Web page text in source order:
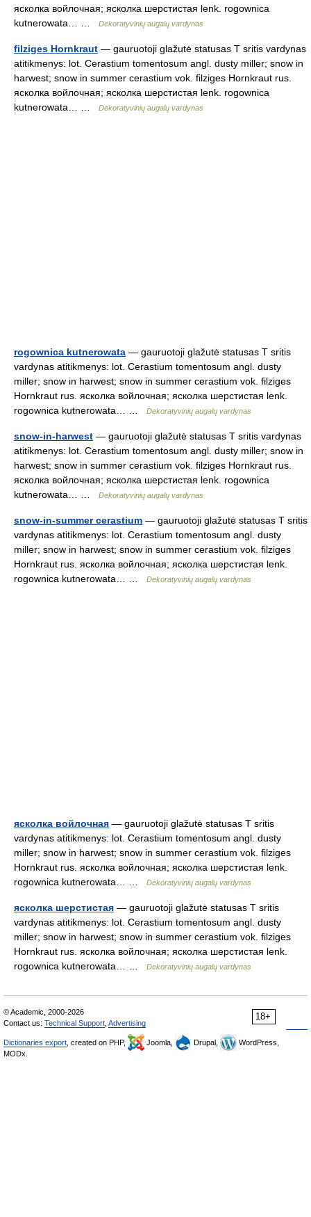
ясколка войлочная; ясколка шерстистая lenk. rogownica
kutnerowata… …
Dekoratyvinių augalų vardynas
filziges Hornkraut — gauruotoji glažutė statusas T sritis vardynas
atitikmenys: lot. Cerastium tomentosum angl. dusty miller; snow in
harwest; snow in summer cerastium vok. filziges Hornkraut rus.
ясколка войлочная; ясколка шерстистая lenk. rogownica
kutnerowata… …
Dekoratyvinių augalų vardynas
rogownica kutnerowata — gauruotoji glažutė statusas T sritis
vardynas atitikmenys: lot. Cerastium tomentosum angl. dusty
miller; snow in harwest; snow in summer cerastium vok. filziges
Hornkraut rus. ясколка войлочная; ясколка шерстистая lenk.
rogownica kutnerowata… …
Dekoratyvinių augalų vardynas
snow-in-harwest — gauruotoji glažutė statusas T sritis vardynas
atitikmenys: lot. Cerastium tomentosum angl. dusty miller; snow in
harwest; snow in summer cerastium vok. filziges Hornkraut rus.
ясколка войлочная; ясколка шерстистая lenk. rogownica
kutnerowata… …
Dekoratyvinių augalų vardynas
snow-in-summer cerastium — gauruotoji glažutė statusas T sritis
vardynas atitikmenys: lot. Cerastium tomentosum angl. dusty
miller; snow in harwest; snow in summer cerastium vok. filziges
Hornkraut rus. ясколка войлочная; ясколка шерстистая lenk.
rogownica kutnerowata… …
Dekoratyvinių augalų vardynas
ясколка войлочная — gauruotoji glažutė statusas T sritis
vardynas atitikmenys: lot. Cerastium tomentosum angl. dusty
miller; snow in harwest; snow in summer cerastium vok. filziges
Hornkraut rus. ясколка войлочная; ясколка шерстистая lenk.
rogownica kutnerowata… …
Dekoratyvinių augalų vardynas
ясколка шерстистая — gauruotoji glažutė statusas T sritis
vardynas atitikmenys: lot. Cerastium tomentosum angl. dusty
miller; snow in harwest; snow in summer cerastium vok. filziges
Hornkraut rus. ясколка войлочная; ясколка шерстистая lenk.
rogownica kutnerowata… …
Dekoratyvinių augalų vardynas
18+
© Academic, 2000-2026
Contact us: Technical Support Advertising
Dictionaries export , created on PHP, Joomla, Drupal,
WordPress,
MODx.